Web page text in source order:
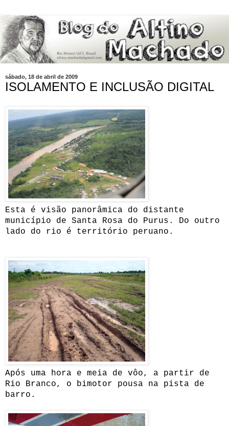
sábado, 18 de abril de 2009
ISOLAMENTO E INCLUSÃO DIGITAL
Esta é visão panorâmica do distante
município de Santa Rosa do Purus. Do outro
lado do rio é território peruano.
Após uma hora e meia de vôo, a partir de
Rio Branco, o bimotor pousa na pista de
barro.